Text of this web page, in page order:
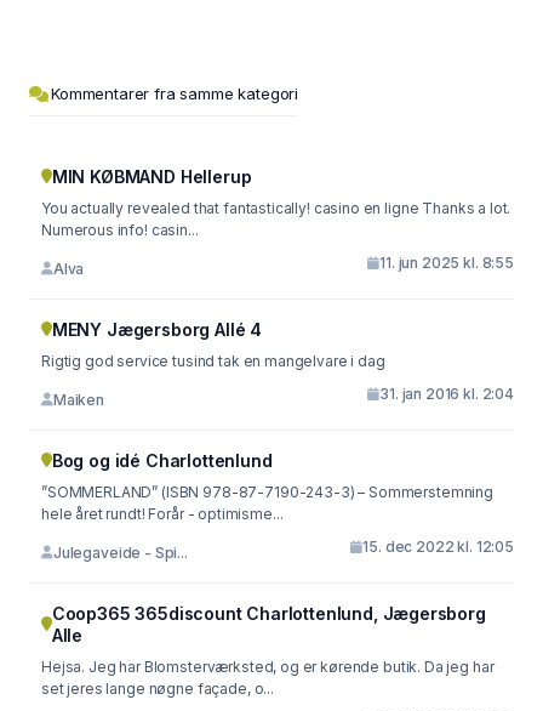
Kommentarer fra samme kategori
MIN KØBMAND Hellerup
You actually revealed that fantastically! casino en ligne Thanks a lot.
Numerous info! casin...
Alva 11. jun 2025 kl. 8:55
MENY Jægersborg Allé 4
Rigtig god service tusind tak en mangelvare i dag
Maiken 31. jan 2016 kl. 2:04
Bog og idé Charlottenlund
”SOMMERLAND” (ISBN 978-87-7190-243-3) – Sommerstemning
hele året rundt! Forår - optimisme...
Julegaveide - Spi... 15. dec 2022 kl. 12:05
Coop365 365discount Charlottenlund, Jægersborg
Alle
Hejsa. Jeg har Blomsterværksted, og er kørende butik. Da jeg har
set jeres lange nøgne façade, o...